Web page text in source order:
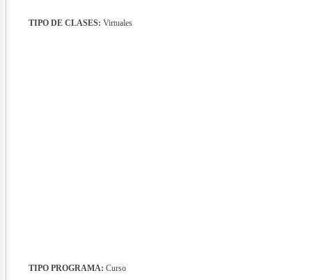
TIPO DE CLASES: Virtuales
TIPO PROGRAMA: Curso